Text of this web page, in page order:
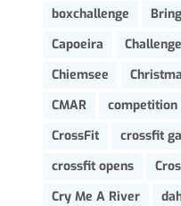
boxchallenge
Capoeira
Challenge
Chiemsee
CMAR
competition
CrossFit
crossfit
crossfit opens
Cry Me A River